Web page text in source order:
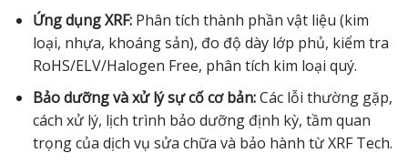
Ứng dụng XRF:Phân tích thành phần vật liệu (kim
loại, nhựa, khoáng sản), đo độ dày lớp phủ, kiểm tra
RoHS/ELV/Halogen Free, phân tích kim loại quý.
Bảo dưỡng và xử lý sự cố cơ bản:Các lỗi thường gặp,
cách xử lý, lịch trình bảo dưỡng định kỳ, tầm quan
trọng của dịch vụ sửa chữa và bảo hành từ XRF Tech.